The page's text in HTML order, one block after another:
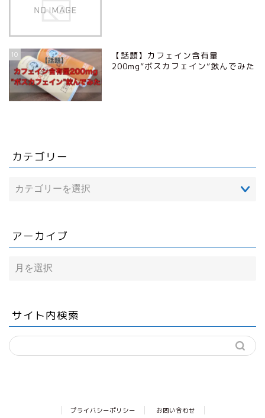
10
【話題】カフェイン含有量
200mg”ボスカフェイン”飲んでみた
カテゴリー
アーカイブ
ア
ー
ブ
サイト内検索
プライバシーポリシー お問い合わせ